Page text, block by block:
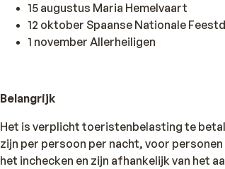
15 augustus Maria Hemelvaart
12 oktober Spaanse Nationale
1 november Allerheiligen
Belangrijk
Het is verplicht toeristenbelasting te
zijn per persoon per nacht, voor personen
het inchecken en zijn afhankelijk van het